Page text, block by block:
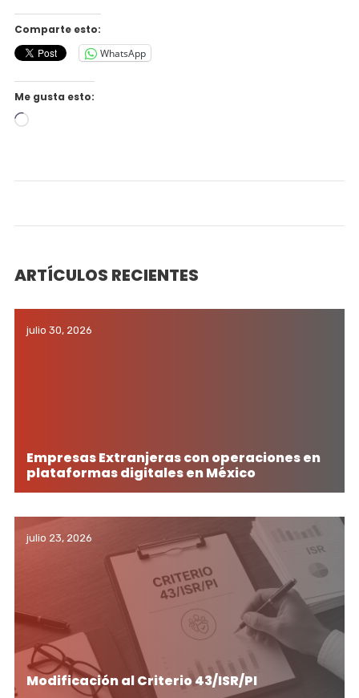
Comparte esto:
WhatsApp
Me gusta esto:
Cargando...
ARTÍCULOS RECIENTES
julio 30, 2026
Empresas Extranjeras con operaciones en
plataformas digitales en México
julio 23, 2026
Modificación al Criterio 43/ISR/PI